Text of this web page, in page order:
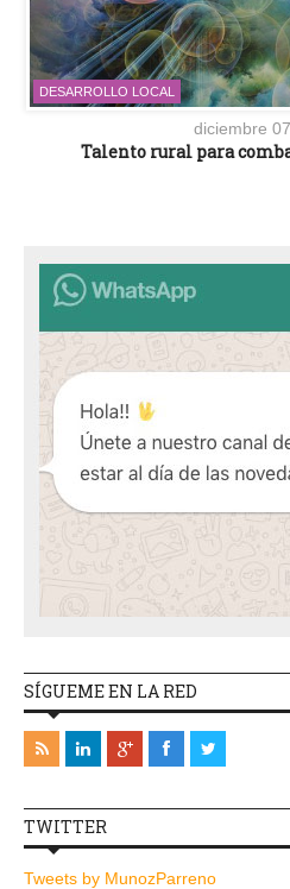
DESARROLLO LOCAL
diciembre
Talento rural para
SÍGUEME EN LA RED
TWITTER
Tweets by MunozParreno